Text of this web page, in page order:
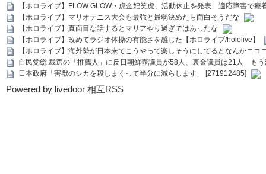
【ホロライブ】FLOW GLOW・虎金妃笑虎、活動休止を発表 適応障害で療
【ホロライブ】マリオテニス大会も最強と最弱決めたら面白そうだな
【ホロライブ】真面目な話するとマリアやり過ぎではあったな
【ホロライブ】改めてラジオ体操の有能さを感じた【ホロライブ/hololive】
【ホロライブ】海外勢が日本来てこうやって楽しそうにしてるとなんかニコ
自民党総.裁選の「推薦人」に反日朝鮮壺議員が58人、裏金議員は21人 も
日本政府「害獣のシカを殺しまくって半分に減らします」 [271912485]
Powered by livedoor 相互RSS